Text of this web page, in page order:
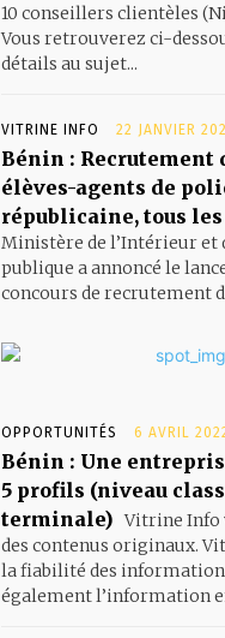
10 conseillers clientèles
Vous retrouverez ci-
détails au sujet...
VITRINE INFO 22 JANVIER
Bénin : Recrutement
élèves-agents de
républicaine, tous
Ministère de l’Intérieur et
publique a annoncé le
concours de recrutement
OPPORTUNITÉS 6 AVRIL
Bénin : Une
5 profils (niveau
terminale) Vitrine Info
des contenus originaux.
la fiabilité des
également l’information